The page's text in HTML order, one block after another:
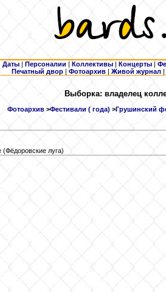
Даты | Персоналии | Коллективы | Концерты |
Печатный двор | Фотоархив | Живой журнал |
Выборка: владелец
Фотоархив>Фестивали ( года)>Грушинский
луга)